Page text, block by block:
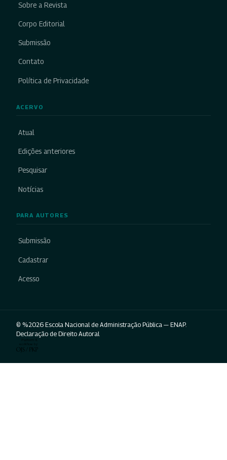
Sobre a Revista
Corpo Editorial
Submissão
Contato
Política de Privacidade
ACERVO
Atual
Edições anteriores
Pesquisar
Notícias
PARA AUTORES
Submissão
Cadastrar
Acesso
© %2026 Escola Nacional de Administração Pública — ENAP.
Declaração de Direito Autoral